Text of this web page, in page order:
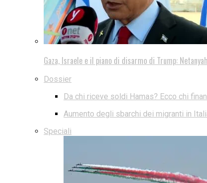
Gaza, Israele e il piano di disarmo di Trump:
Dossier
Da chi riceve soldi Hamas? Ecco chi
Aumento degli sbarchi dei migranti in
Speciali